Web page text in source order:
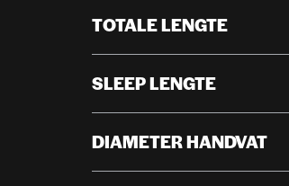
TOTALE LENGTE
SLEEP LENGTE
DIAMETER HANDVAT